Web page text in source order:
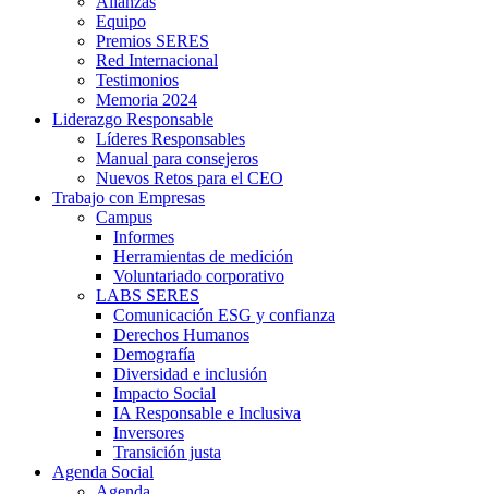
Equipo
Premios SERES
Red Internacional
Testimonios
Memoria 2024
Liderazgo Responsable
Líderes Responsables
Manual para consejeros
Nuevos Retos para el CEO
Trabajo con Empresas
Campus
Informes
Herramientas de medición
Voluntariado corporativo
LABS SERES
Comunicación ESG y confianza
Derechos Humanos
Demografía
Diversidad e inclusión
Impacto Social
IA Responsable e Inclusiva
Inversores
Transición justa
Agenda Social